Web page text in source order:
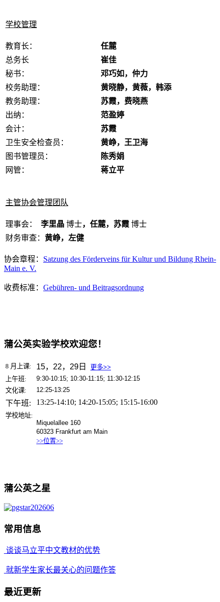
学校管理
教育长：
任麓
总务长
崔佳
秘书：
邓巧如，仲力
校务助理：
黄晓静，黄薇，韩添
教务助理：
苏霞，费晓燕
出纳：
范盈婷
会计：
苏霞
卫生安全检查员：
黄峥，王卫海
图书管理员 ：
陈秀娟
网管：
蒋立平
主管协会管理团队
理事会： 李里晶 博士， 任麓， 苏霞 博士
财务审查： 黄峥， 左健
协会章程： Satzung des Förderveins für Kultur und Bildung Rhein-
Main e. V.
收费标准： Gebühren- und Beitragsordnung
蒲公英实验学校欢迎您！
8 月上课: 15，22，29日
更多>>
上午班:
9:30-10:15; 10:30-11:15; 11:30-12:15
文化课:
12:25-13:25
下午班: 13:25-14:10; 14:20-15:05; 15:15-16:00
学校地址:
Miquelallee 160
60323 Frankfurt am Main
>>位置>>
蒲公英之星
常用信息
谈谈马立平中文教材的优势
就新学生家长最关心的问题作答
最近更新